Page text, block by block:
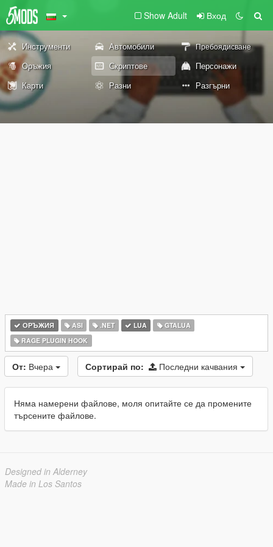
Show Adult Вход
Инструменти Автомобили Пребоядисване
Оръжия Скриптове
Персонажи
Карти
Разни Разгърни
ОРЪЖИЯ ASI .NET LUA
GTALUA
RAGE PLUGIN HOOK
От: Вчера Сортирай по: Последни качвания
Няма намерени файлове, моля опитайте се да промените
търсените файлове.
Designed in Alderney
Made in Los Santos